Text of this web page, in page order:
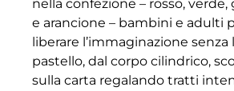
nella confezione – rosso, verde,
e arancione – bambini e adulti
liberare l’immaginazione
pastello, dal corpo cilindrico,
sulla carta regalando tratti